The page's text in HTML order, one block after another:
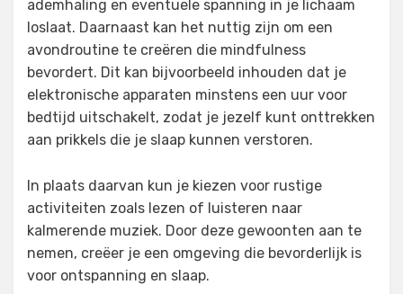
ademhaling en eventuele spanning in je lichaam
loslaat. Daarnaast kan het nuttig zijn om een
avondroutine te creëren die mindfulness
bevordert. Dit kan bijvoorbeeld inhouden dat je
elektronische apparaten minstens een uur voor
bedtijd uitschakelt, zodat je jezelf kunt onttrekken
aan prikkels die je slaap kunnen verstoren.
In plaats daarvan kun je kiezen voor rustige
activiteiten zoals lezen of luisteren naar
kalmerende muziek. Door deze gewoonten aan te
nemen, creëer je een omgeving die bevorderlijk is
voor ontspanning en slaap.